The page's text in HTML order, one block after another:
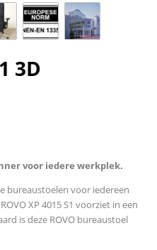
3D
voor iedere werkplek.
bureaustoelen voor iedereen
XP 4015 S1 voorziet in een
is deze ROVO bureaustoel